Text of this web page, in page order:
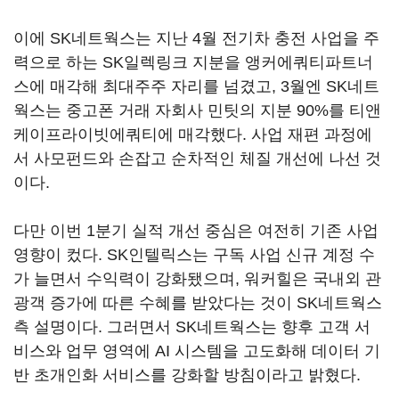
이에 SK네트웍스는 지난 4월 전기차 충전 사업을 주
력으로 하는 SK일렉링크 지분을 앵커에쿼티파트너
스에 매각해 최대주주 자리를 넘겼고, 3월엔 SK네트
웍스는 중고폰 거래 자회사 민팃의 지분 90%를 티앤
케이프라이빗에쿼티에 매각했다. 사업 재편 과정에
서 사모펀드와 손잡고 순차적인 체질 개선에 나선 것
이다.
다만 이번 1분기 실적 개선 중심은 여전히 기존 사업
영향이 컸다. SK인텔릭스는 구독 사업 신규 계정 수
가 늘면서 수익력이 강화됐으며, 워커힐은 국내외 관
광객 증가에 따른 수혜를 받았다는 것이 SK네트웍스
측 설명이다. 그러면서 SK네트웍스는 향후 고객 서
비스와 업무 영역에 AI 시스템을 고도화해 데이터 기
반 초개인화 서비스를 강화할 방침이라고 밝혔다.